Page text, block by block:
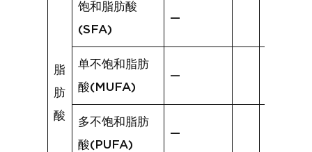
脂
肪
酸
饱和脂肪酸
(SFA)
—
单不饱和脂肪
酸(MUFA)
—
多不饱和脂肪
酸(PUFA)
—